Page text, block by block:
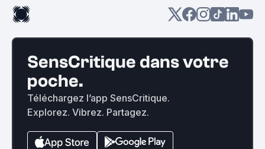
SensCritique dans votre
poche.
Téléchargez l’app SensCritique.
Explorez. Vibrez. Partagez.